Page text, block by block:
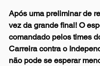
Após uma preliminar de
vez da grande final! O
comandado pelos times
Carreira contra o
não pode se esperar